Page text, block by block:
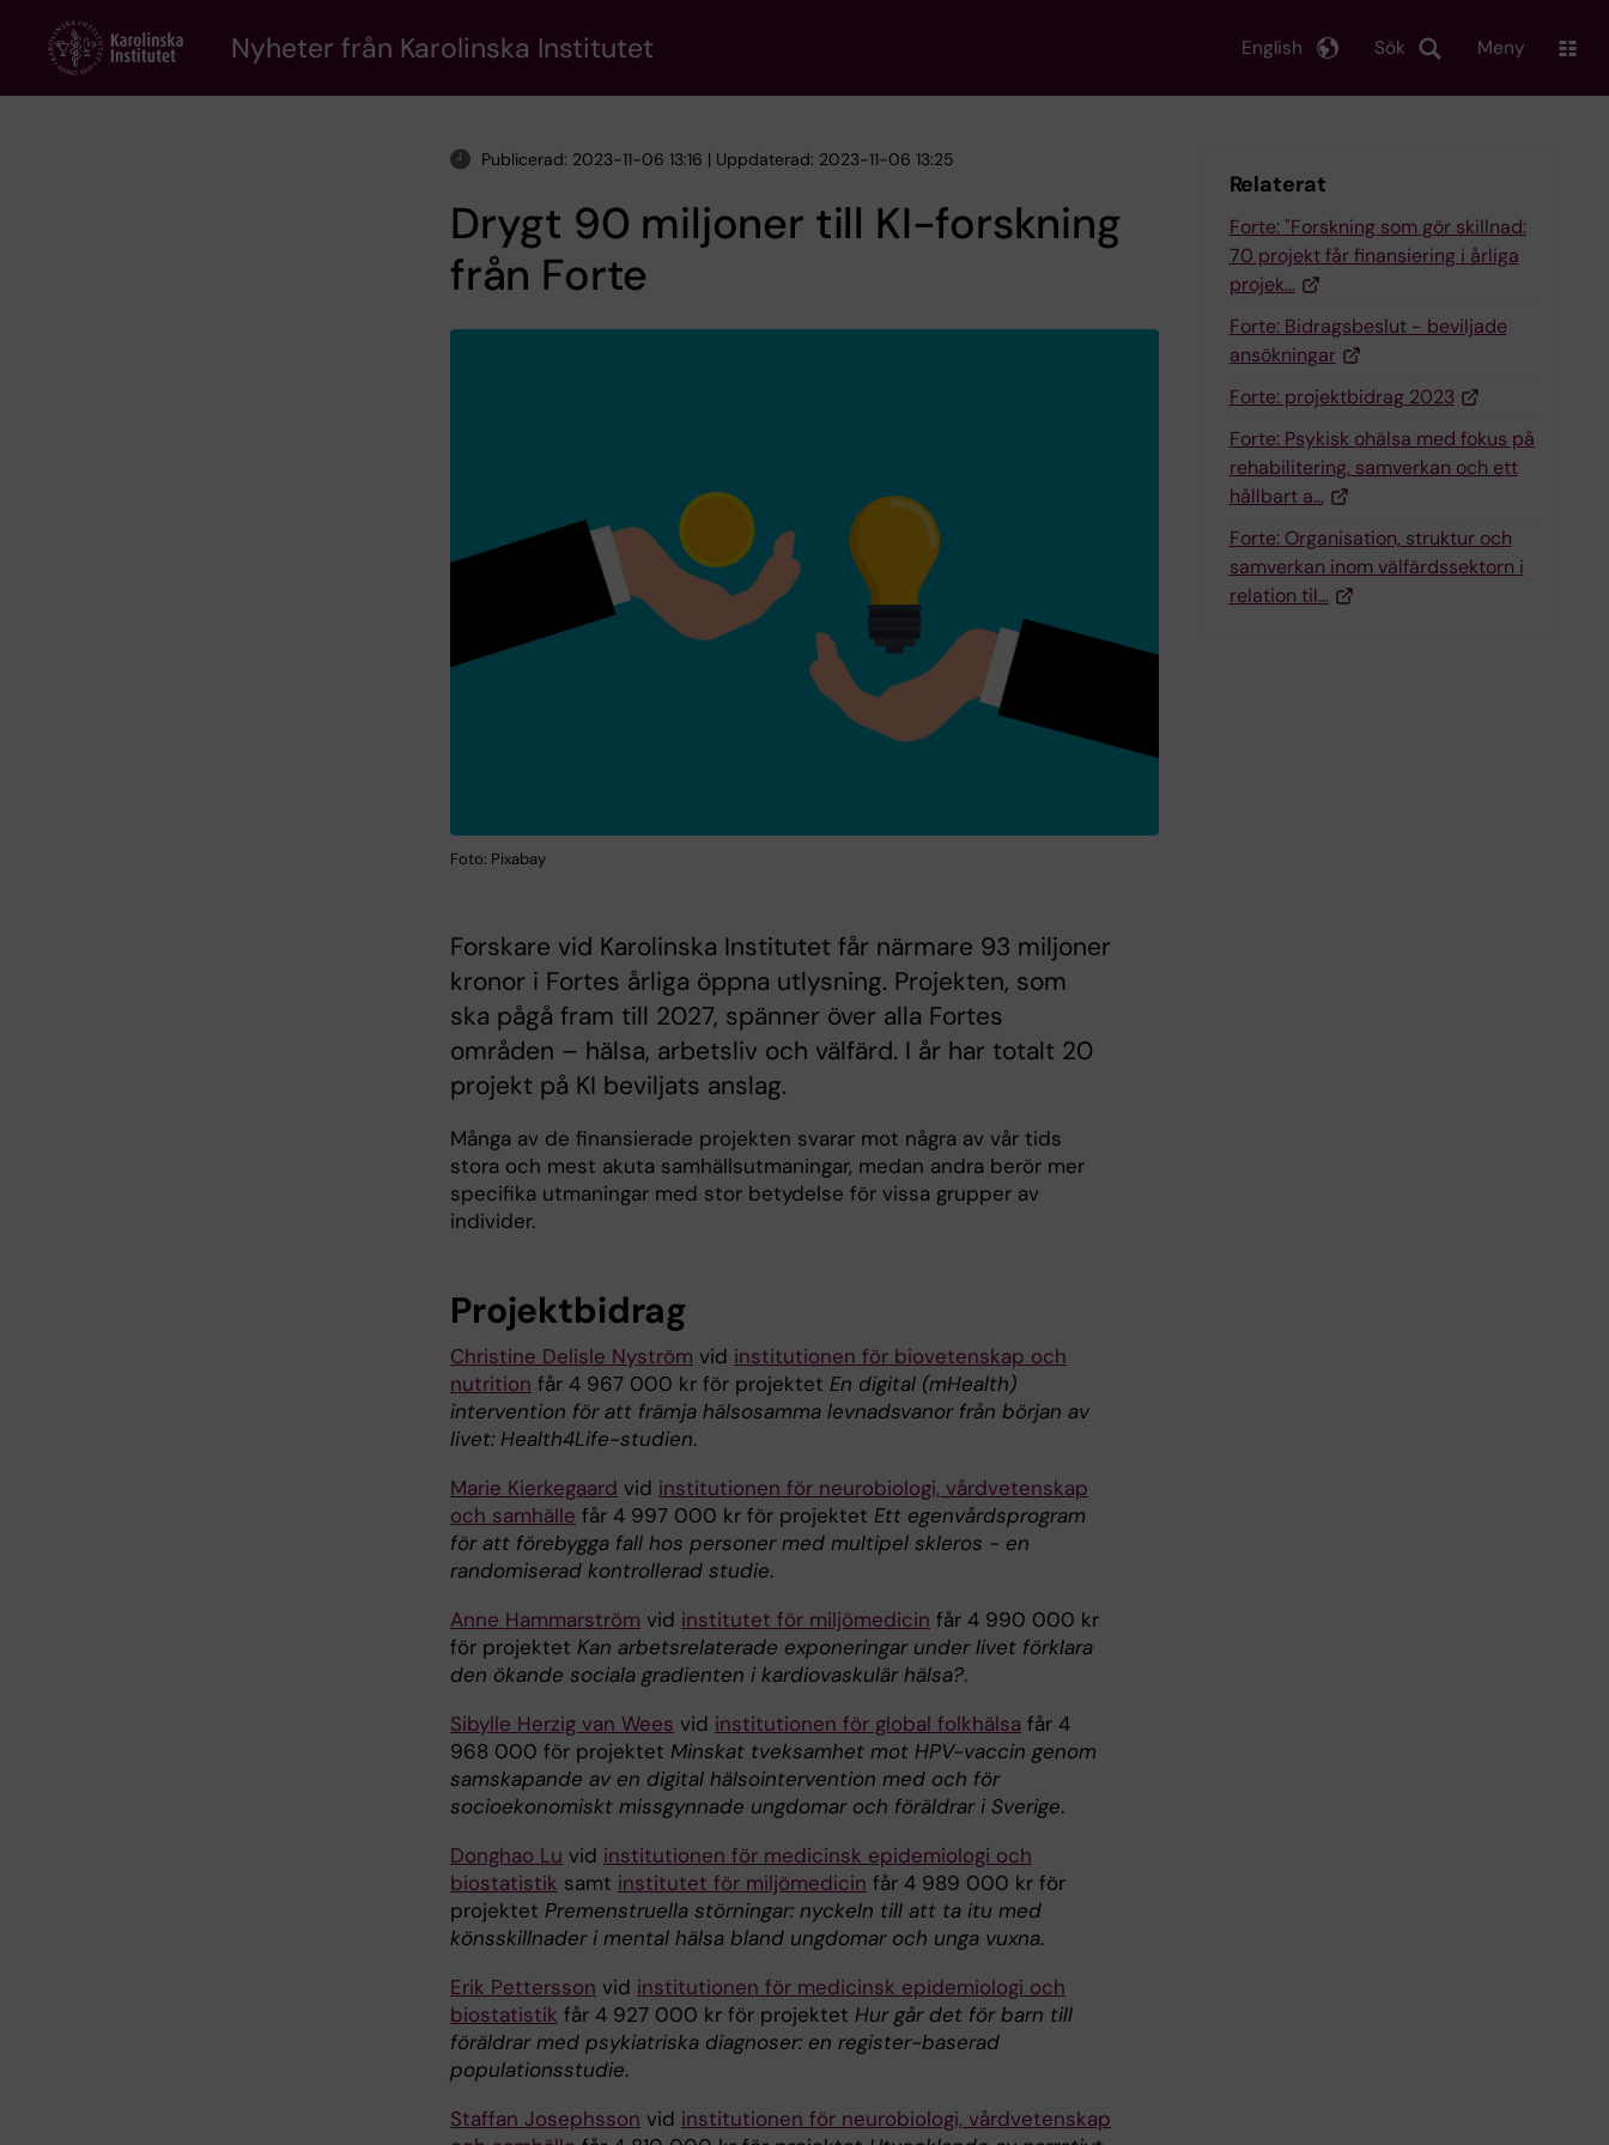
content
Nyheter från Karolinska Institutet Sök
English Meny
Publicerad: 2023-11-06 13:16 | Uppdaterad: 2023-11-06 13:25
Drygt 90 miljoner till KI-forskning
från Forte
Foto: Pixabay
Forskare vid Karolinska Institutet får närmare 93 miljoner
kronor i Fortes årliga öppna utlysning. Projekten, som
ska pågå fram till 2027, spänner över alla Fortes
områden – hälsa, arbetsliv och välfärd. I år har totalt 20
projekt på KI beviljats anslag.
Många av de finansierade projekten svarar mot några av vår tids
stora och mest akuta samhällsutmaningar, medan andra berör mer
specifika utmaningar med stor betydelse för vissa grupper av
individer.
Projektbidrag
Christine Delisle Nyström vid institutionen för biovetenskap och
nutrition får 4 967 000 kr för projektet En digital (mHealth)
intervention för att främja hälsosamma levnadsvanor från början av
livet: Health4Life-studien.
Marie Kierkegaard vid institutionen för neurobiologi, vårdvetenskap
och samhälle får 4 997 000 kr för projektet Ett egenvårdsprogram
för att förebygga fall hos personer med multipel skleros - en
randomiserad kontrollerad studie.
Anne Hammarström vid institutet för miljömedicin får 4 990 000 kr
för projektet Kan arbetsrelaterade exponeringar under livet förklara
den ökande sociala gradienten i kardiovaskulär hälsa?.
Sibylle Herzig van Wees vid institutionen för global folkhälsa får 4
968 000 för projektet Minskat tveksamhet mot HPV-vaccin genom
samskapande av en digital hälsointervention med och för
socioekonomiskt missgynnade ungdomar och föräldrar i Sverige.
Donghao Lu vid institutionen för medicinsk epidemiologi och
biostatistik samt institutet för miljömedicin får 4 989 000 kr för
projektet Premenstruella störningar: nyckeln till att ta itu med
könsskillnader i mental hälsa bland ungdomar och unga vuxna.
Erik Pettersson vid institutionen för medicinsk epidemiologi och
biostatistik får 4 927 000 kr för projektet Hur går det för barn till
föräldrar med psykiatriska diagnoser: en register-baserad
populationsstudie.
Staffan Josephsson vid institutionen för neurobiologi, vårdvetenskap
Relaterat
Forte: "Forskning som gör skillnad:
70 projekt får finansiering i årliga
projek…
Forte: Bidragsbeslut - beviljade
ansökningar
Forte: projektbidrag 2023
Forte: Psykisk ohälsa med fokus på
rehabilitering, samverkan och ett
hållbart a…
Forte: Organisation, struktur och
samverkan inom välfärdssektorn i
relation til…